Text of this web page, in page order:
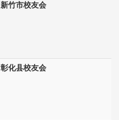
新竹市校友会
彰化县校友会